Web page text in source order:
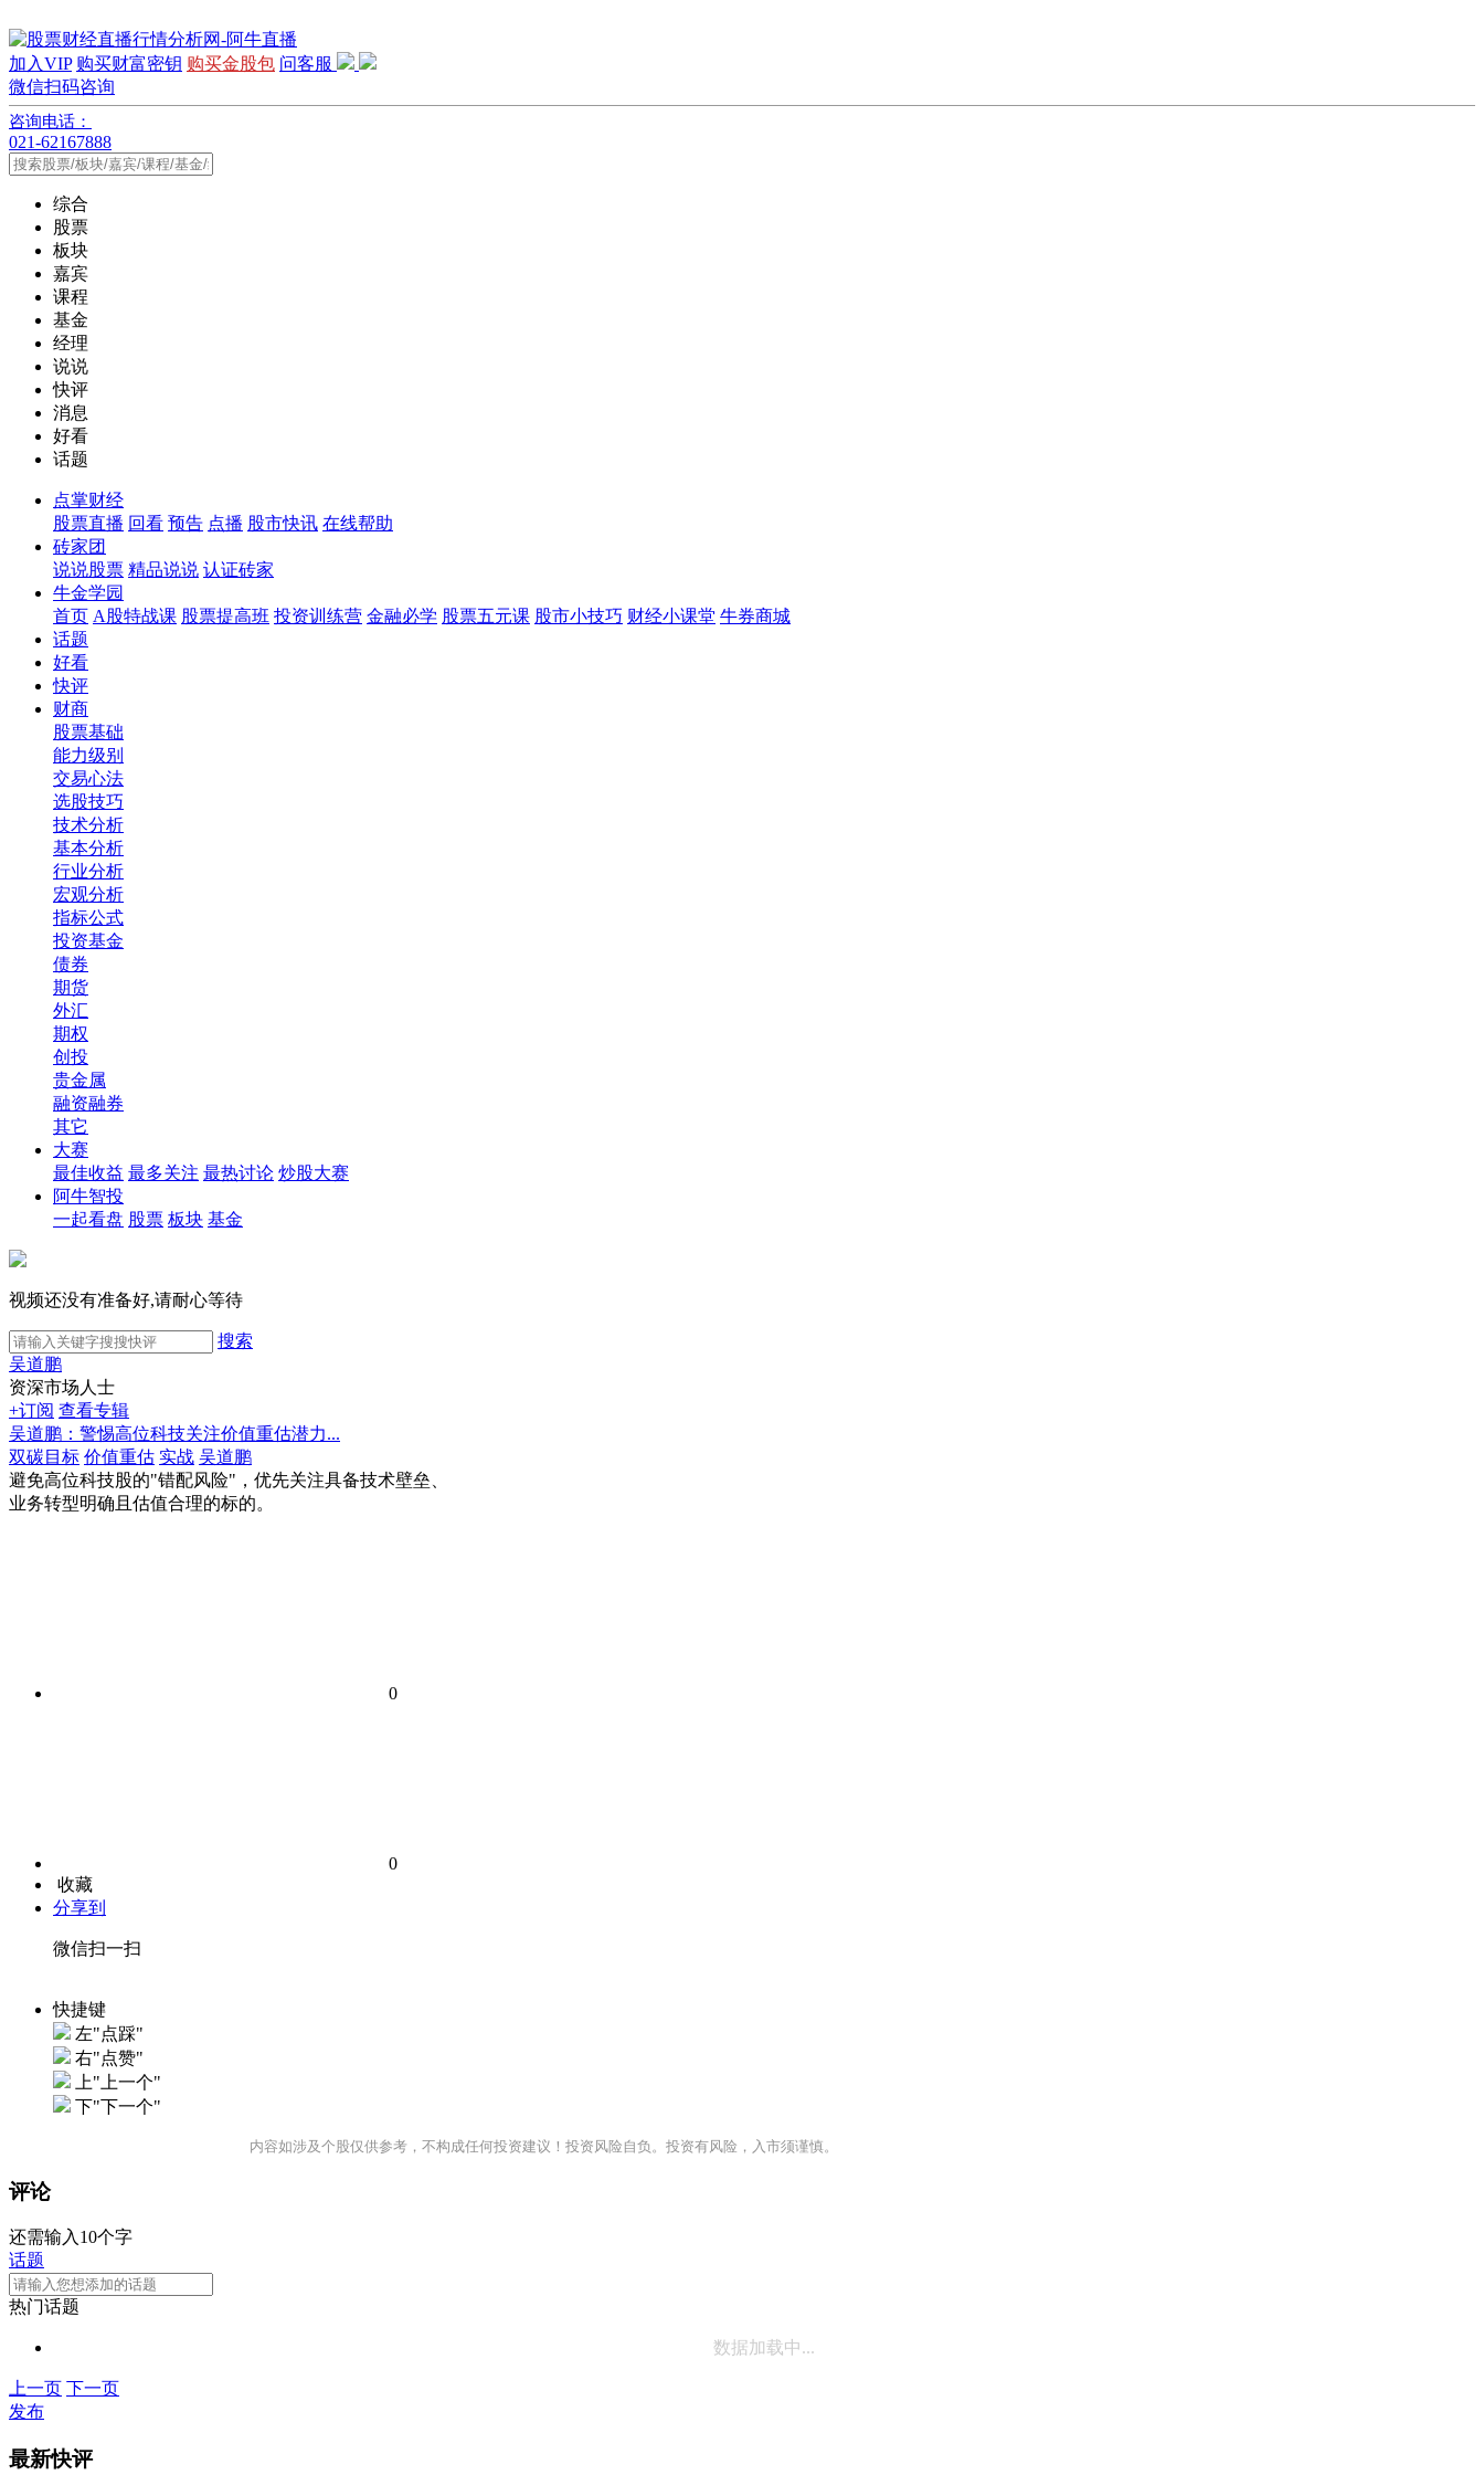
加入VIP 购买财富密钥 购买金股包 问客服
微信扫码咨询
咨询电话：
021-62167888
综合
股票
板块
嘉宾
课程
基金
经理
说说
快评
消息
好看
话题
点掌财经
股票直播 回看 预告 点播 股市快讯 在线帮助
砖家团
说说股票 精品说说 认证砖家
牛金学园
首页 A股特战课 股票提高班 投资训练营 金融必学 股票五元课 股市小技巧 财经小课堂 牛券商城
话题
好看
快评
财商
股票基础
能力级别
交易心法
选股技巧
技术分析
基本分析
行业分析
宏观分析
指标公式
投资基金
债券
期货
外汇
期权
创投
贵金属
融资融券
其它
大赛
最佳收益 最多关注 最热讨论 炒股大赛
阿牛智投
一起看盘 股票 板块 基金
视频还没有准备好,请耐心等待
搜索
吴道鹏
资深市场人士
+订阅 查看专辑
吴道鹏：警惕高位科技关注价值重估潜力...
双碳目标 价值重估 实战 吴道鹏
避免高位科技股的"错配风险"，优先关注具备技术壁垒、
业务转型明确且估值合理的标的。
0
0
收藏
分享到
微信扫一扫
快捷键
左"点踩"
右"点赞"
上"上一个"
下"下一个"
内容如涉及个股仅供参考，不构成任何投资建议！投资风险自负。投资有风险，入市须谨慎。
评论
还需输入10个字
话题
热门话题
数据加载中...
上一页 下一页
发布
最新快评